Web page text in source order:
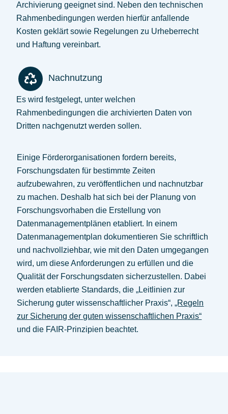
Archivierung geeignet sind. Neben den technischen
Rahmenbedingungen werden hierfür anfallende
Kosten geklärt sowie Regelungen zu Urheberrecht
und Haftung vereinbart.
Nachnutzung
Es wird festgelegt, unter welchen
Rahmenbedingungen die archivierten Daten von
Dritten nachgenutzt werden sollen.
Einige Förderorganisationen fordern bereits,
Forschungsdaten für bestimmte Zeiten
aufzubewahren, zu veröffentlichen und nachnutzbar
zu machen. Deshalb hat sich bei der Planung von
Forschungsvorhaben die Erstellung von
Datenmanagementplänen etabliert. In einem
Datenmanagementplan dokumentieren Sie schriftlich
und nachvollziehbar, wie mit den Daten umgegangen
wird, um diese Anforderungen zu erfüllen und die
Qualität der Forschungsdaten sicherzustellen. Dabei
werden etablierte Standards, die „Leitlinien zur
Sicherung guter wissenschaftlicher Praxis“,„Regeln
zur Sicherung der guten wissenschaftlichen Praxis“
und die FAIR-Prinzipien beachtet.